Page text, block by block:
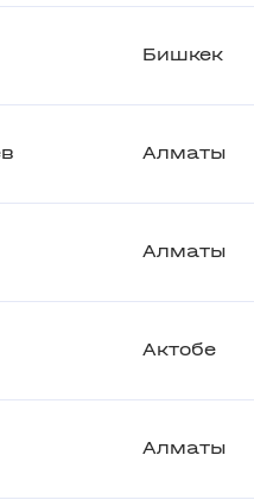
Бишкек
Алматы
Алматы
Актобе
Алматы